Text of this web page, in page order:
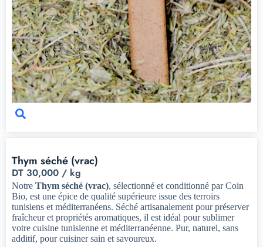
Thym séché (vrac)
DT 30,000 / kg
Notre Thym séché (vrac), sélectionné et conditionné par Coin
Bio, est une épice de qualité supérieure issue des terroirs
tunisiens et méditerranéens. Séché artisanalement pour préserver
fraîcheur et propriétés aromatiques, il est idéal pour sublimer
votre cuisine tunisienne et méditerranéenne. Pur, naturel, sans
additif, pour cuisiner sain et savoureux.